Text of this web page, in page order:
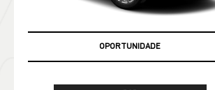
OPORTUNIDADE